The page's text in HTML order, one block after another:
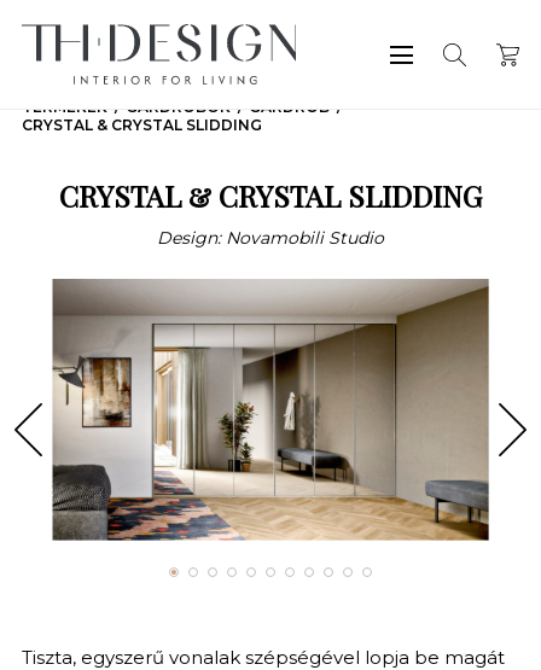
TERMÉKEK GARDRÓBOK
GARDRÓB
CRYSTAL & CRYSTAL SLIDDING
CRYSTAL & CRYSTAL SLIDDING
Design: Novamobili Studio
Tiszta, egyszerű vonalak szépségével lopja be magát